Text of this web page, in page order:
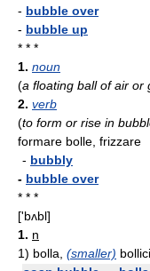
- bubble over
- bubble up
* * *
1. noun
(a floating ball of air or
2. verb
(to form or rise in
formare bolle, frizzare
- bubbly
- bubble over
* * *
['bʌbl]
1. n
1) bolla, (smaller)